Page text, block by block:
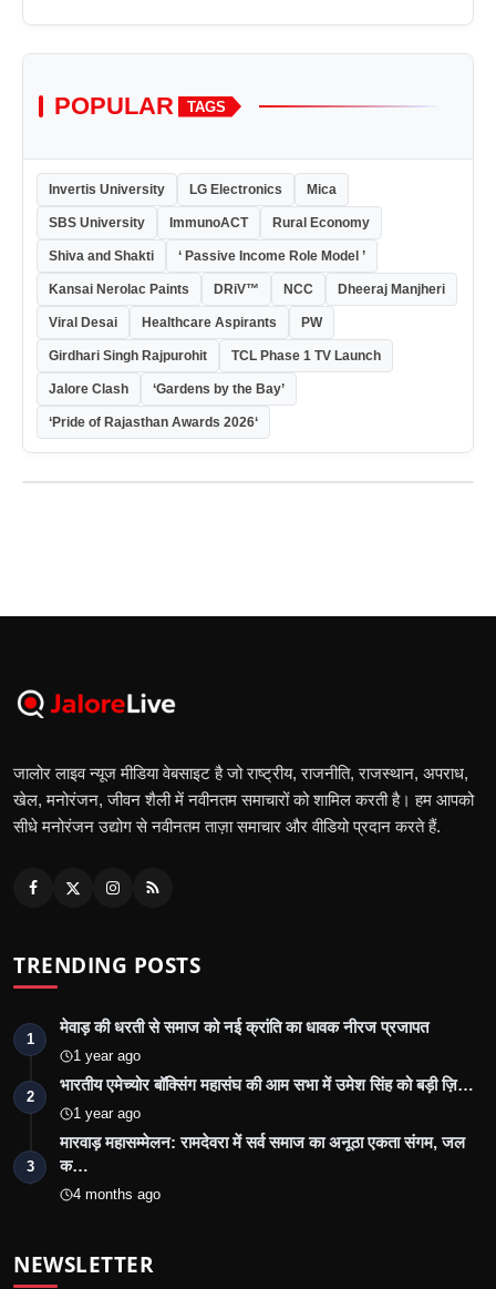
POPULAR TAGS
Invertis University LG Electronics Mica
SBS University ImmunoACT Rural Economy
Shiva and Shakti ‘ Passive Income Role Model ’
Kansai Nerolac Paints DRiV™ NCC Dheeraj Manjheri
Viral Desai Healthcare Aspirants PW
Girdhari Singh Rajpurohit TCL Phase 1 TV Launch
Jalore Clash ‘Gardens by the Bay’
‘Pride of Rajasthan Awards 2026‘
जालोर लाइव न्यूज मीडिया वेबसाइट है जो राष्ट्रीय, राजनीति, राजस्थान, अपराध,
खेल, मनोरंजन, जीवन शैली में नवीनतम समाचारों को शामिल करती है। हम आपको
सीधे मनोरंजन उद्योग से नवीनतम ताज़ा समाचार और वीडियो प्रदान करते हैं.
TRENDING POSTS
1
मेवाड़ की धरती से समाज को नई क्रांति का धावक नीरज प्रजापत
1 year ago
2
भारतीय एमेच्योर बॉक्सिंग महासंघ की आम सभा में उमेश सिंह को बड़ी ज़ि…
1 year ago
3
मारवाड़ महासम्मेलन: रामदेवरा में सर्व समाज का अनूठा एकता संगम, जल
क…
4 months ago
NEWSLETTER